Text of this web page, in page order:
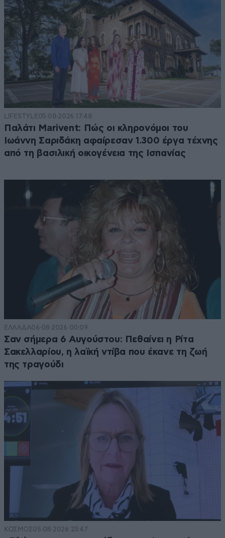
LIFESTYLE05·08·2026 17:48
Παλάτι Marivent: Πώς οι κληρονόμοι του
Ιωάννη Σαριδάκη αφαίρεσαν 1.300 έργα τέχνης
από τη βασιλική οικογένεια της Ισπανίας
ΕΛΛΑΔΑ06·08·2026 00:09
Σαν σήμερα 6 Αυγούστου: Πεθαίνει η Ρίτα
Σακελλαρίου, η λαϊκή ντίβα που έκανε τη ζωή
της τραγούδι
ΚΟΣΜΟΣ05·08·2026 23:47